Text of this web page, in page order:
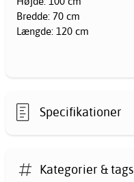
Bredde: 70 cm
Længde: 120 cm
Specifikationer
Kategorier & tags